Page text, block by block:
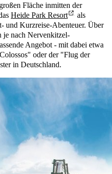
Fläche inmitten der
Heide Park Resort
als
und Kurzreise-Abenteuer. Über
je nach Nervenkitzel-
Angebot - mit dabei etwa
oder der "Flug der
in Deutschland.